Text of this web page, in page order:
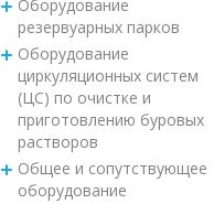
Оборудование
резервуарных парков
Оборудование
циркуляционных систем
(ЦС) по очистке и
приготовлению буровых
растворов
Общее и сопутствующее
оборудование